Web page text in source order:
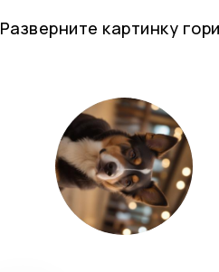
Разверните картинку